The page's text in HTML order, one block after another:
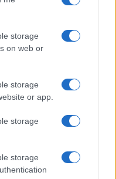
storage
on web or
storage
or app.
storage
storage
pubblica